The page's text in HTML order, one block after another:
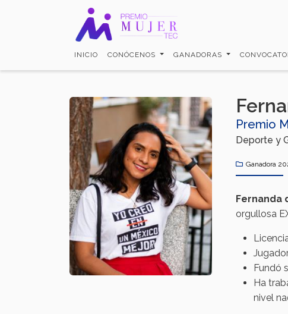
INICIO CONÓCENOS GANADORAS
Premio
Deporte y
Ganadora
Fernanda
orgullosa
Fundó
Ha
nivel